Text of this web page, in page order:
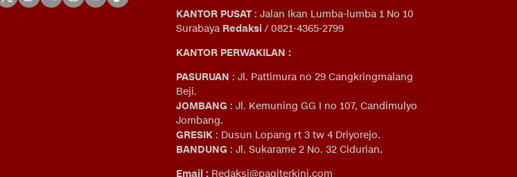
KANTOR PUSAT: Jalan Ikan Lumba-lumba 1 No 10
Surabaya Redaksi / 0821-4365-2799
KANTOR PERWAKILAN :
PASURUAN : Jl. Pattimura no 29 Cangkringmalang
Beji.
JOMBANG : Jl. Kemuning GG I no 107, Candimulyo
Jombang.
GRESIK : Dusun Lopang rt 3 tw 4 Driyorejo.
BANDUNG : Jl. Sukarame 2 No. 32 Cidurian.
Email : Redaksi@pagiterkini.com